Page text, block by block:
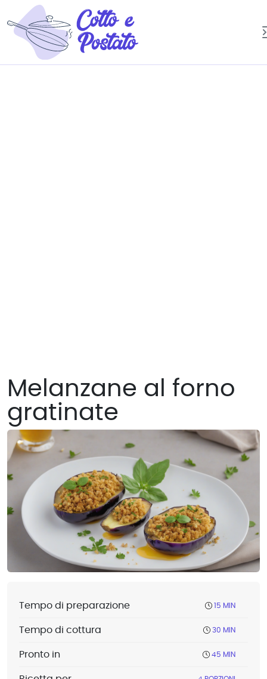
Melanzane al forno
gratinate
Tempo di preparazione 15 MIN
Tempo di cottura 30 MIN
Pronto in 45 MIN